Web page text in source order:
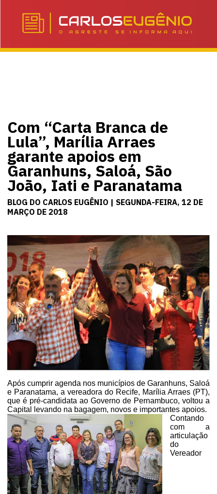
Com “Carta Branca de
Lula”, Marília Arraes
garante apoios em
Garanhuns, Saloá, São
João, Iati e Paranatama
BLOG DO CARLOS EUGÊNIO | SEGUNDA-FEIRA, 12 DE
MARÇO DE 2018
Após cumprir agenda nos municípios de Garanhuns, Saloá
e Paranatama, a vereadora do Recife, Marília Arraes (PT),
que é pré-candidata ao Governo de Pernambuco, voltou a
Capital levando na bagagem, novos e importantes apoios.
Contando
com a
articulação
do
Vereador